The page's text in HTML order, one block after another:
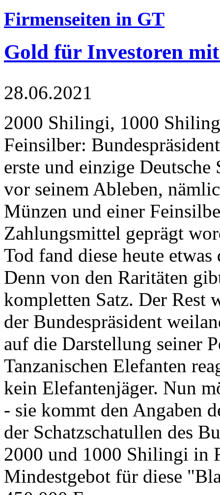
Firmenseiten in GT
Gold für Investoren
28.06.2021
2000 Shilingi, 1000
Feinsilber:
erste und einzige Deutsche
vor seinem Ableben,
Münzen und einer
Zahlungsmittel geprägt
Tod fand diese heute
Denn von den Raritäten
kompletten Satz. Der Rest
der Bundespräsident
auf die Darstellung seiner
Tanzanischen Elefanten
kein Elefantenjäger. Nun
- sie kommt den Angaben
der Schatzschatullen des
2000 und 1000 Shilingi in
Mindestgebot für diese